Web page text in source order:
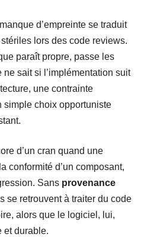
d’empreinte se traduit
lors des code reviews.
paraît propre, passe les
ne sait si l’implémentation suit
une contrainte
simple choix opportuniste
d’un cran quand une
conformité d’un composant,
Sans provenance
se retrouvent à traiter du code
alors que le logiciel, lui,
et durable.